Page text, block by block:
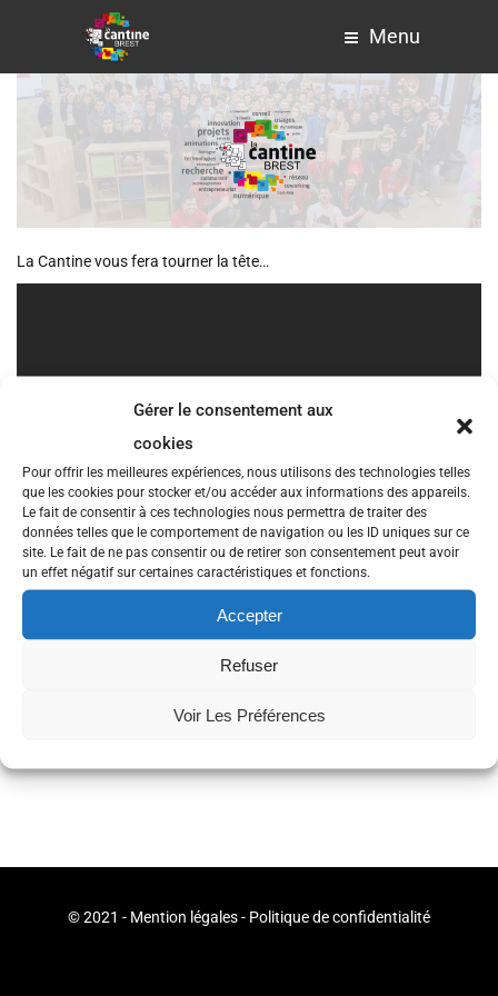
Gérer le consentement aux
cookies
Pour offrir les meilleures expériences, nous utilisons des technologies telles
que les cookies pour stocker et/ou accéder aux informations des appareils.
Le fait de consentir à ces technologies nous permettra de traiter des
données telles que le comportement de navigation ou les ID uniques sur ce
site. Le fait de ne pas consentir ou de retirer son consentement peut avoir
un effet négatif sur certaines caractéristiques et fonctions.
Accepter
Refuser
Voir Les Préférences
Menu
La Cantine vous fera tourner la tête…
© 2021 - Mention légales- Politique de confidentialité